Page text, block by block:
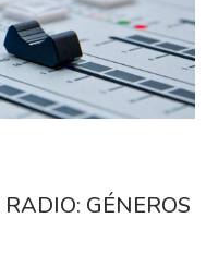
GÉNEROS